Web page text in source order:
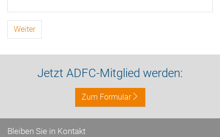
Weiter
Jetzt ADFC-Mitglied werden:
Zum Formular
Bleiben Sie in Kontakt